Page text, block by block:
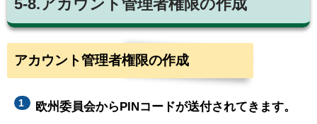
5-8.アカウント管理者権限の作成
アカウント管理者権限の作成
欧州委員会からPINコードが送付されてきます。